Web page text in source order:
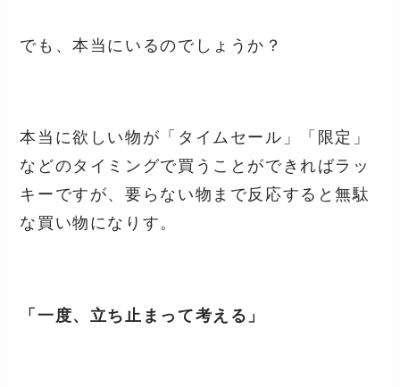
でも、本当にいるのでしょうか？
本当に欲しい物が「タイムセール」「限定」
などのタイミングで買うことができればラッ
キーですが、要らない物まで反応すると無駄
な買い物になりす。
「一度、立ち止まって考える」